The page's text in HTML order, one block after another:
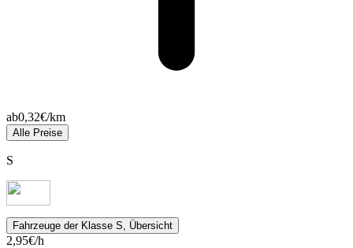
ab0,32€/km
Alle Preise
S
Fahrzeuge der Klasse S, Übersicht
2,95€/h